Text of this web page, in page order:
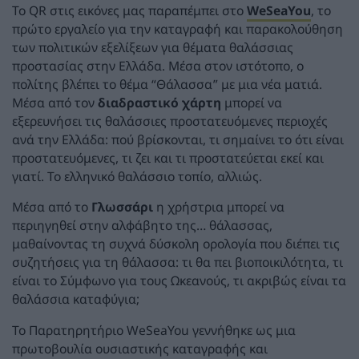
Το QR στις εικόνες μας παραπέμπει στοWeSeaYou, το
πρώτο εργαλείο για την καταγραφή και παρακολούθηση
των πολιτικών εξελίξεων για θέματα θαλάσσιας
προστασίας στην Ελλάδα. Μέσα στον ιστότοπο, ο
πολίτης βλέπει το θέμα “Θάλασσα” με μια νέα ματιά.
Μέσα από τονδιαδραστικό χάρτη μπορεί να
εξερευνήσει τις θαλάσσιες προστατευόμενες περιοχές
ανά την Ελλάδα: πού βρίσκονται, τι σημαίνει το ότι είναι
προστατευόμενες, τι ζει και τι προστατεύεται εκεί και
γιατί. Το ελληνικό θαλάσσιο τοπίο, αλλιώς.
Μέσα από το Γλωσσάρι η χρήστρια μπορεί να
περιηγηθεί στην αλφάβητο της… θάλασσας,
μαθαίνοντας τη συχνά δύσκολη ορολογία που διέπει τις
συζητήσεις για τη θάλασσα: τι θα πει βιοποικιλότητα, τι
είναι το Σύμφωνο για τους Ωκεανούς, τι ακριβώς είναι τα
θαλάσσια καταφύγια;
Το Παρατηρητήριο WeSeaYou γεννήθηκε ως μια
πρωτοβουλία ουσιαστικής καταγραφής και